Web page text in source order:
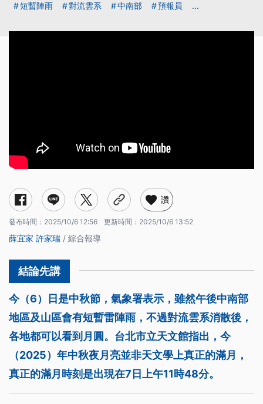
短暫陣雨 對流雲系 中南部 預報員 ...
讚
發布時間： 2025/10/6 12:56 更新時間： 2025/10/6 13:52
薛宜家 許家瑞 / 綜合報導
今（6）日是中秋節，氣象署表示，雖然午後中南部
地區及山區會有短暫雷陣雨，不過對流雲系消散後，
各地都可以看到月圓。台北市立天文館指出，今
（2025）年中秋夜月亮並非天文學上真正的滿月，
真正的滿月時刻是出現在7日上午11時48分。